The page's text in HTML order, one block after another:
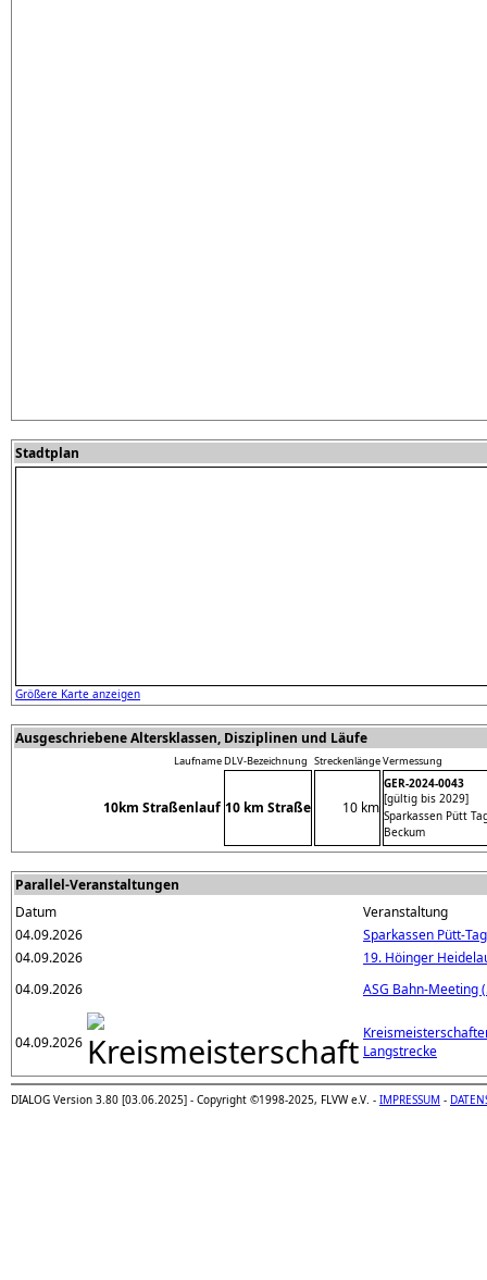
Stadtplan
Größere Karte anzeigen
Ausgeschriebene Altersklassen, Disziplinen und Läufe
LaufnameDLV-Bezeichnung StreckenlängeVermessung
10km Straßenlauf 10 km Straße 10 km
GER-2024-0043
[gültig bis 2029]
Sparkassen Pütt
Beckum
Parallel-Veranstaltungen
Datum
Veranstaltung
04.09.2026
Sparkassen Pütt-
04.09.2026
19. Höinger
04.09.2026
ASG Bahn-Meeting
04.09.2026
Langstrecke
DIALOG Version 3.80 [03.06.2025] - Copyright ©1998-2025, FLVW e.V. - IMPRESSUM -